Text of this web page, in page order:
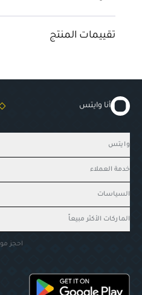
تقييمات المنتج
أنا وايتس
وايتس
خدمة العملاء
السياسات
الماركات الأكثر مبيعاً
احجز